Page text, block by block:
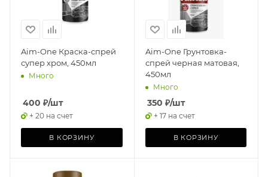
Aim-One Краска-спрей
супер хром, 450мл
Много
400 ₽/шт
+ 20 на счет
В КОРЗИНУ
Aim-One Грунтовка-
спрей черная матовая,
450мл
Много
350 ₽/шт
+ 17 на счет
В КОРЗИНУ